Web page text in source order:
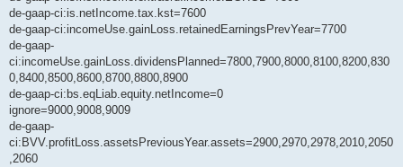
de-gaap-ci:is.netIncome.tax.kst=7600
de-gaap-ci:incomeUse.gainLoss.retainedEarningsPrevYear=7700
de-gaap-
ci:incomeUse.gainLoss.dividensPlanned=7800,7900,8000,8100,8200,830
0,8400,8500,8600,8700,8800,8900
de-gaap-ci:bs.eqLiab.equity.netIncome=0
ignore=9000,9008,9009
de-gaap-
ci:BVV.profitLoss.assetsPreviousYear.assets=2900,2970,2978,2010,2050
,2060